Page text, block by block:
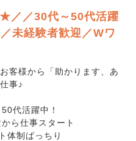
／／30代～50代活躍
未経験者歓迎／Wワ
客様から「助かります、あ
事♪
代活躍中！
ら仕事スタート
体制ばっちり